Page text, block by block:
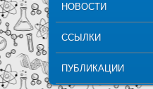
НОВОСТИ
ССЫЛКИ
ПУБЛИКАЦИИ